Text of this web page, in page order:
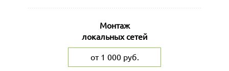
Монтаж
локальных сетей
от 1 000 руб.